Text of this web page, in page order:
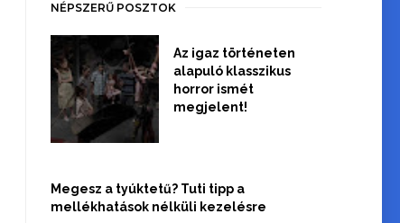
NÉPSZERŰ POSZTOK
Az igaz történeten
alapuló klasszikus
horror ismét
megjelent!
Megesz a tyúktetű? Tuti tipp a
mellékhatások nélküli kezelésre